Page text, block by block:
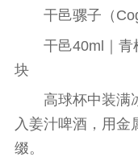
干邑骡子（
干邑40ml｜青
块
高球杯中装满
入姜汁啤酒，用金
缀。